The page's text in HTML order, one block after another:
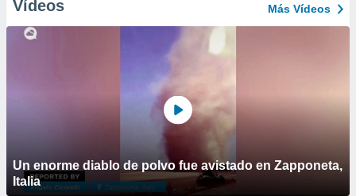
Vídeos Más Vídeos
Un enorme diablo de polvo fue avistado en Zapponeta,
Italia